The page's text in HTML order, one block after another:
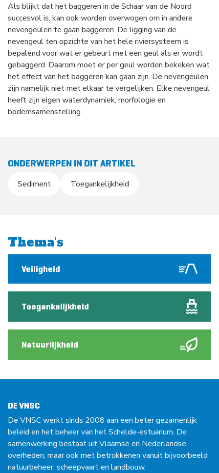
Als blijkt dat het baggeren in de Schaar van de Noord
succesvol is, kan ook worden overwogen om in andere
nevengeulen te gaan baggeren. De ligging van de
nevengeul ten opzichte van het hele riviersysteem is
bepalend voor wat er gebeurt met een geul als er wordt
gebaggerd. Daarom moet er per geul worden bekeken wat
het effect van het baggeren kan gaan zijn. De nevengeulen
zijn namelijk niet met elkaar te vergelijken. Elke nevengeul
heeft zijn eigen waterdynamiek, morfologie en
bodemsamenstelling.
ONDERWERPEN IN DIT ARTIKEL
Sediment Toegankelijkheid
Thema's
Veiligheid
Toegankelijkheid
Natuurlijkheid
DE VNSC
De VNSC werkt sinds 2008 aan een beter gezamenlijk
beleid en het beheer van het Schelde-estuarium. De
samenwerking bestaat uit Vlaamse en Nederlandse
overheden, maar ook met betrokkenen vanuit bijvoorbeeld
natuurbeheer, scheepvaart en landbouw.